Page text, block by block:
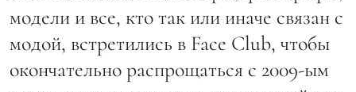
модели и все, кто так или иначе связан с
модой, встретились в Face Club, чтобы
окончательно распрощаться с 2009-ым